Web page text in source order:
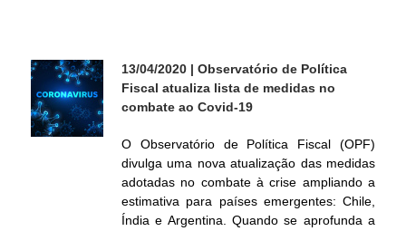
13/04/2020 | Observatório de Política
Fiscal atualiza lista de medidas no
combate ao Covid-19
O Observatório de Política Fiscal (OPF)
divulga uma nova atualização das medidas
adotadas no combate à crise ampliando a
estimativa para países emergentes: Chile,
Índia e Argentina. Quando se aprofunda a